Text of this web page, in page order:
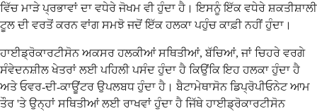
ਵਿੱਚ ਮਾੜੇ ਪ੍ਰਭਾਵਾਂ ਦਾ ਵਧੇਰੇ ਜੋਖਮ ਵੀ ਹੁੰਦਾ ਹੈ। ਇਸਨੂੰ ਇੱਕ ਵਧੇਰੇ ਸ਼ਕਤੀਸ਼ਾਲੀ
ਟੂਲ ਦੀ ਵਰਤੋਂ ਕਰਨ ਵਾਂਗ ਸਮਝੋ ਜਦੋਂ ਇੱਕ ਹਲਕਾ ਪਹੁੰਚ ਕਾਫ਼ੀ ਨਹੀਂ ਹੁੰਦਾ।
ਹਾਈਡ੍ਰੋਕਾਰਟੀਸੋਨ ਅਕਸਰ ਹਲਕੀਆਂ ਸਥਿਤੀਆਂ, ਬੱਚਿਆਂ, ਜਾਂ ਚਿਹਰੇ ਵਰਗੇ
ਸੰਵੇਦਨਸ਼ੀਲ ਖੇਤਰਾਂ ਲਈ ਪਹਿਲੀ ਪਸੰਦ ਹੁੰਦਾ ਹੈ ਕਿਉਂਕਿ ਇਹ ਹਲਕਾ ਹੁੰਦਾ ਹੈ
ਅਤੇ ਓਵਰ-ਦੀ-ਕਾਊਂਟਰ ਉਪਲਬਧ ਹੁੰਦਾ ਹੈ। ਬੈਟਾਮੇਥਾਸੋਨ ਡਿਪ੍ਰੋਪੀਓਨੇਟ ਆਮ
ਤੌਰ 'ਤੇ ਉਨ੍ਹਾਂ ਸਥਿਤੀਆਂ ਲਈ ਰਾਖਵਾਂ ਹੁੰਦਾ ਹੈ ਜਿੱਥੇ ਹਾਈਡ੍ਰੋਕਾਰਟੀਸੋਨ